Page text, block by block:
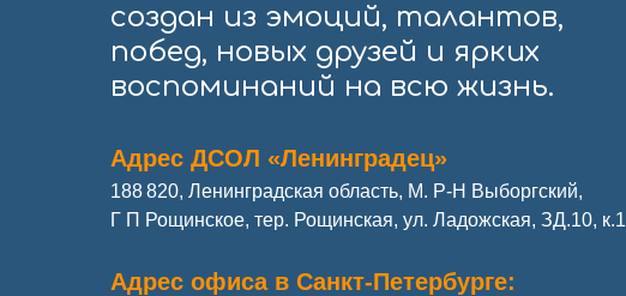
создан из эмоций, талантов,
побед, новых друзей и ярких
воспоминаний на всю жизнь.
Адрес ДСОЛ «Ленинградец»
188 820, Ленинградская область, М. Р-Н Выборгский,
Г П Рощинское, тер. Рощинская, ул. Ладожская, ЗД.10, к.1
Адрес офиса в Санкт-Петербурге: